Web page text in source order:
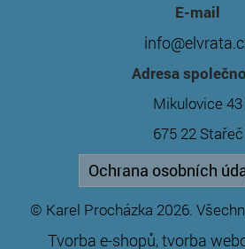
E-mail
Adresa
Mikulovice 43
675 22 Stařeč
Ochrana osobních
© Karel Procházka 2026.
Tvorba e-shopů,tvorba